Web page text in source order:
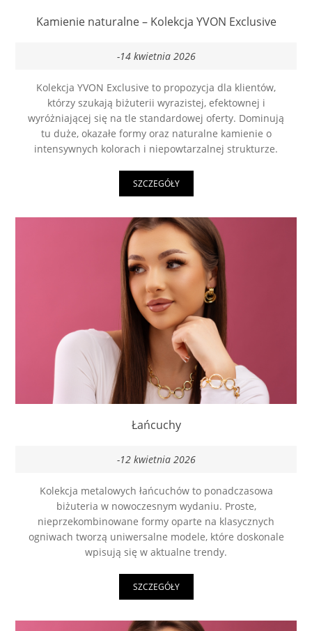
Kamienie naturalne – Kolekcja YVON Exclusive
-14 kwietnia 2026
Kolekcja YVON Exclusive to propozycja dla klientów,
którzy szukają biżuterii wyrazistej, efektownej i
wyróżniającej się na tle standardowej oferty. Dominują
tu duże, okazałe formy oraz naturalne kamienie o
intensywnych kolorach i niepowtarzalnej strukturze.
SZCZEGÓŁY
Łańcuchy
-12 kwietnia 2026
Kolekcja metalowych łańcuchów to ponadczasowa
biżuteria w nowoczesnym wydaniu. Proste,
nieprzekombinowane formy oparte na klasycznych
ogniwach tworzą uniwersalne modele, które doskonale
wpisują się w aktualne trendy.
SZCZEGÓŁY